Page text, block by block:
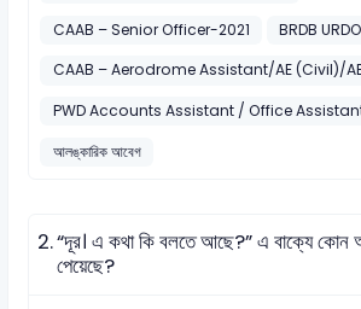
CAAB – Senior Officer-2021
BRDB
CAAB – Aerodrome Assistant/AE (Civil)/
PWD Accounts Assistant / Office
আলঙ্কারিক আবেগ
2.“দূর। এ কথা কি বলতে আছে?” এ বাক্যে কোন
পেয়েছে?